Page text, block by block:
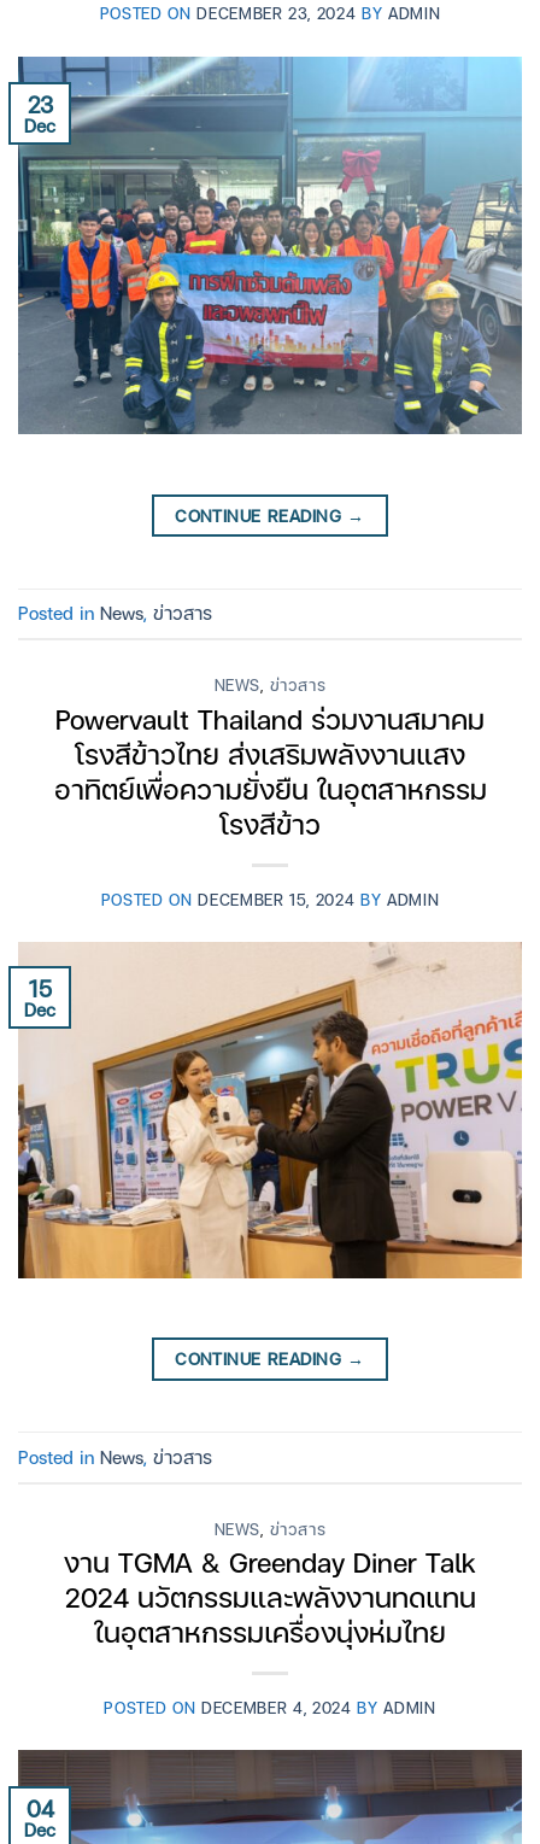
POSTED ONDECEMBER 23, 2024 BYADMIN
23
Dec
CONTINUE READING →
Posted in News, ข่าวสาร
NEWS, ข่าวสาร
Powervault Thailand ร่วมงานสมาคม
โรงสีข้าวไทย ส่งเสริมพลังงานแสง
อาทิตย์เพื่อความยั่งยืน ในอุตสาหกรรม
โรงสีข้าว
POSTED ONDECEMBER 15, 2024 BYADMIN
15
Dec
CONTINUE READING →
Posted in News, ข่าวสาร
NEWS ข่าวสาร
งาน TGMA & Greenday Diner Talk
2024 นวัตกรรมและพลังงานทดแทน
ในอุตสาหกรรมเครื่องนุ่งห่มไทย
POSTED ONDECEMBER 4, 2024 BYADMIN
04
Dec